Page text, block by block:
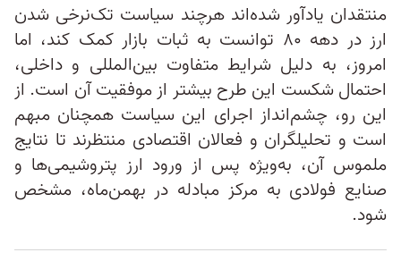
منتقدان یادآور شده‌اند هرچند سیاست تک‌نرخی شدن
ارز در دهه ۸۰ توانست به ثبات بازار کمک کند، اما
امروز، به دلیل شرایط متفاوت بین‌المللی و داخلی،
احتمال شکست این طرح بیشتر از موفقیت آن است. از
این رو، چشم‌انداز اجرای این سیاست همچنان مبهم
است و تحلیلگران و فعالان اقتصادی منتظرند تا نتایج
ملموس آن، به‌ویژه پس از ورود ارز پتروشیمی‌ها و
صنایع فولادی به مرکز مبادله در بهمن‌ماه، مشخص
شود.